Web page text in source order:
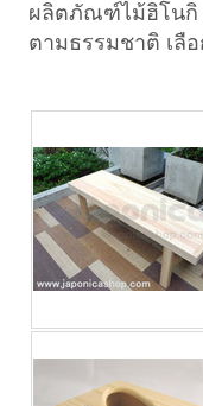
ผลิตภัณฑ์ไม้ฮิโนกิ
ตามธรรมชาติ เลื